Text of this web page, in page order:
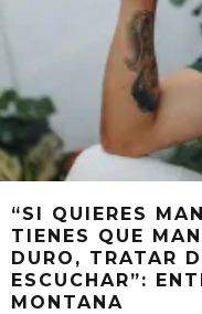
“SI QUIERES
TIENES QUE
DURO, TRATAR
ESCUCHAR”:
MONTANA